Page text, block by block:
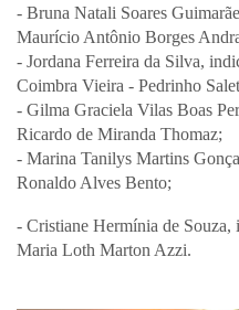
- Bruna Natali Soares
Maurício Antônio Borges
- Jordana Ferreira da Silva,
Coimbra Vieira - Pedrinho
- Gilma Graciela Vilas Boas
Ricardo de Miranda Thomaz;
- Marina Tanilys Martins
Ronaldo Alves Bento;
- Cristiane Hermínia de Souza,
Maria Loth Marton Azzi.